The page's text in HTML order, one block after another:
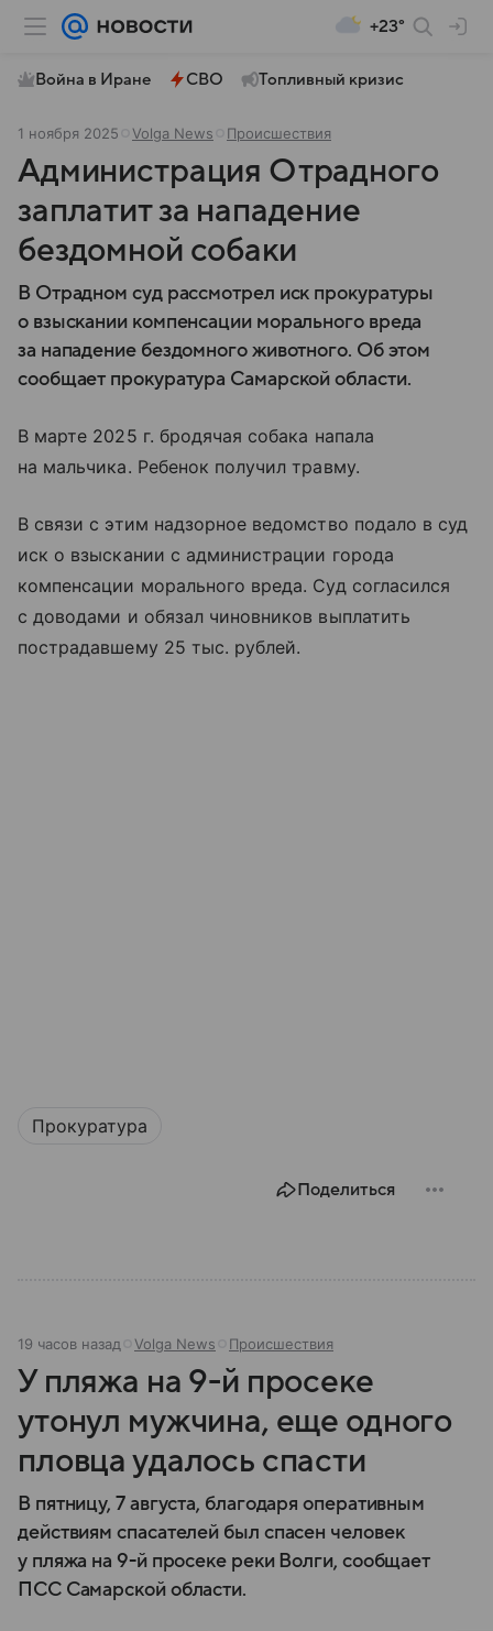
+23°
Война в Иране СВО Топливный кризис
1 ноября 2025 Volga News Происшествия
Администрация Отрадного
заплатит за нападение
бездомной собаки
В Отрадном суд рассмотрел иск прокуратуры
о взыскании компенсации морального вреда
за нападение бездомного животного. Об этом
сообщает прокуратура Самарской области.
В марте 2025 г. бродячая собака напала
на мальчика. Ребенок получил травму.
В связи с этим надзорное ведомство подало в суд
иск о взыскании с администрации города
компенсации морального вреда. Суд согласился
с доводами и обязал чиновников выплатить
пострадавшему 25 тыс. рублей.
Прокуратура
Поделиться
19 часов назад Volga News Происшествия
У пляжа на 9-й просеке
утонул мужчина, еще одного
пловца удалось спасти
В пятницу, 7 августа, благодаря оперативным
действиям спасателей был спасен человек
у пляжа на 9-й просеке реки Волги, сообщает
ПСС Самарской области.